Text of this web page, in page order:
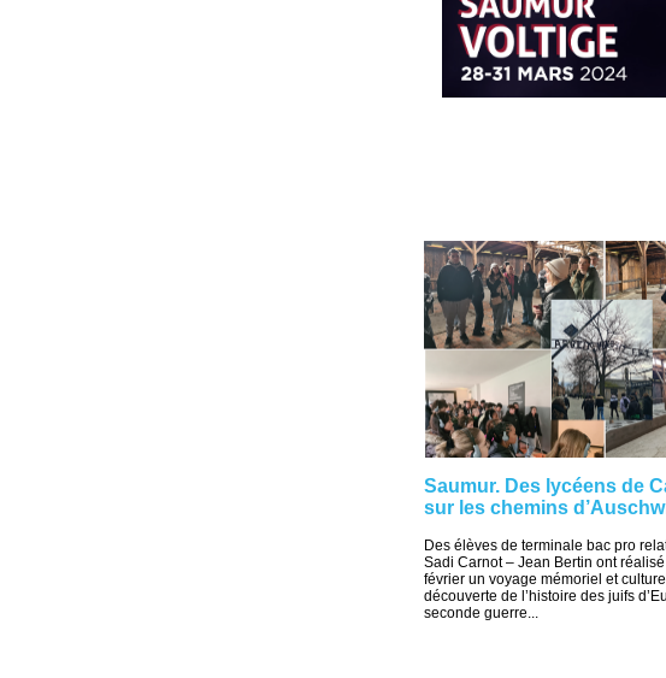
Saumur. Des lycéens de
sur les chemins
Des élèves de terminale bac pro
Sadi Carnot – Jean Bertin ont
février un voyage mémoriel et
découverte de l’histoire des juifs
seconde guerre...